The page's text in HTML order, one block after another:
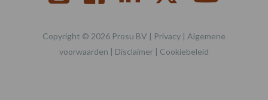
Copyright © 2026 Prosu BV | Privacy | Algemene
voorwaarden | Disclaimer | Cookiebeleid